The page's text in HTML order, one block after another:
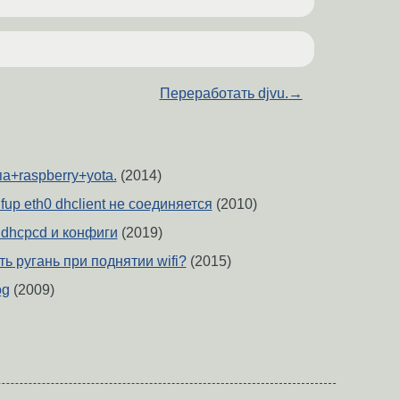
Переработать djvu. →
(2014)
eth0 dhclient не соединяется (2010)
и конфиги (2019)
ругань при поднятии wifi?(2015)
(2009)